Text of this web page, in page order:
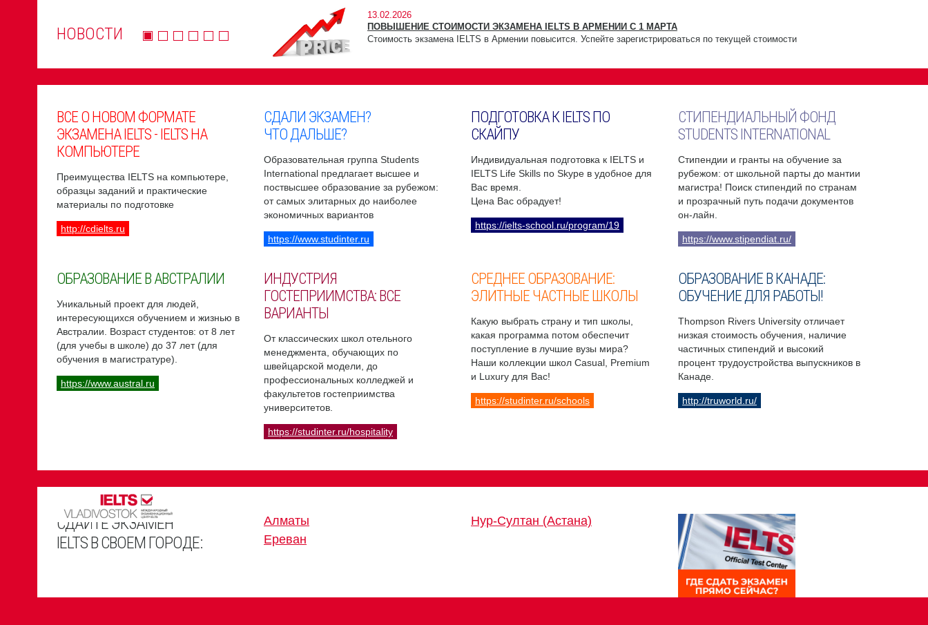
НОВОСТИ
13.02.2026
ПОВЫШЕНИЕ СТОИМОСТИ ЭКЗАМЕНА IELTS В АРМЕНИИ С 1 МАРТА
Стоимость экзамена IELTS в Армении повысится. Успейте зарегистрироваться по текущей стоимости
ВСЕ О НОВОМ ФОРМАТЕ
ЭКЗАМЕНА IELTS - IELTS НА
КОМПЬЮТЕРЕ
Преимущества IELTS на компьютере,
образцы заданий и практические
материалы по подготовке
http://cdielts.ru
СДАЛИ ЭКЗАМЕН?
ЧТО ДАЛЬШЕ?
Образовательная группа Students
International предлагает высшее и
поствысшее образование за рубежом:
от самых элитарных до наиболее
экономичных вариантов
https://www.studinter.ru
ПОДГОТОВКА К IELTS ПО
СКАЙПУ
Индивидуальная подготовка к IELTS и
IELTS Life Skills по Skype в удобное для
Вас время.
Цена Вас обрадует!
https://ielts-school.ru/program/19
СТИПЕНДИАЛЬНЫЙ ФОНД
STUDENTS INTERNATIONAL
Стипендии и гранты на обучение за
рубежом: от школьной парты до мантии
магистра! Поиск стипендий по странам
и прозрачный путь подачи документов
он-лайн.
https://www.stipendiat.ru/
ОБРАЗОВАНИЕ В АВСТРАЛИИ
Уникальный проект для людей,
интересующихся обучением и жизнью в
Австралии. Возраст студентов: от 8 лет
(для учебы в школе) до 37 лет (для
обучения в магистратуре).
https://www.austral.ru
ИНДУСТРИЯ
ГОСТЕПРИИМСТВА: ВСЕ
ВАРИАНТЫ
От классических школ отельного
менеджмента, обучающих по
швейцарской модели, до
профессиональных колледжей и
факультетов гостеприимства
университетов.
https://studinter.ru/hospitality
СРЕДНЕЕ ОБРАЗОВАНИЕ:
ЭЛИТНЫЕ ЧАСТНЫЕ ШКОЛЫ
Какую выбрать страну и тип школы,
какая программа потом обеспечит
поступление в лучшие вузы мира?
Наши коллекции школ Casual, Premium
и Luxury для Вас!
https://studinter.ru/schools
ОБРАЗОВАНИЕ В КАНАДЕ:
ОБУЧЕНИЕ ДЛЯ РАБОТЫ!
Thompson Rivers University отличает
низкая стоимость обучения, наличие
частичных стипендий и высокий
процент трудоустройства выпускников в
Канаде.
http://truworld.ru/
СДАЙТЕ ЭКЗАМЕН
IELTS В СВОЕМ ГОРОДЕ:
Алматы
Ереван
Нур-Султан (Астана)